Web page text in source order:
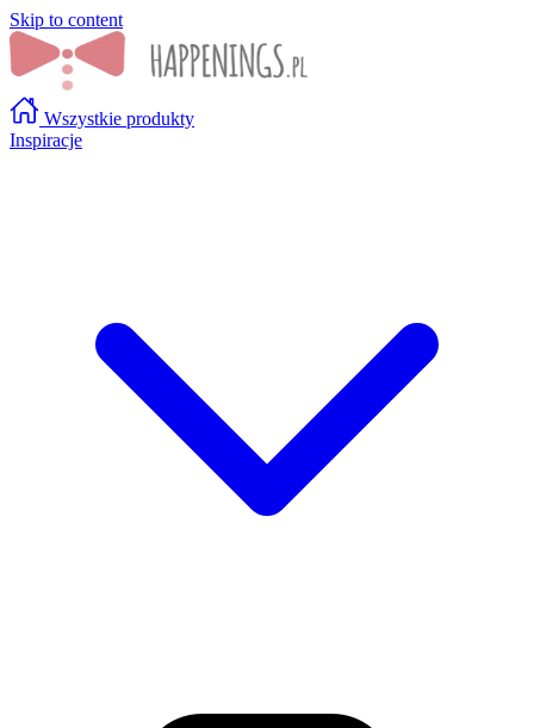
Skip to content
Wszystkie produkty
Inspiracje